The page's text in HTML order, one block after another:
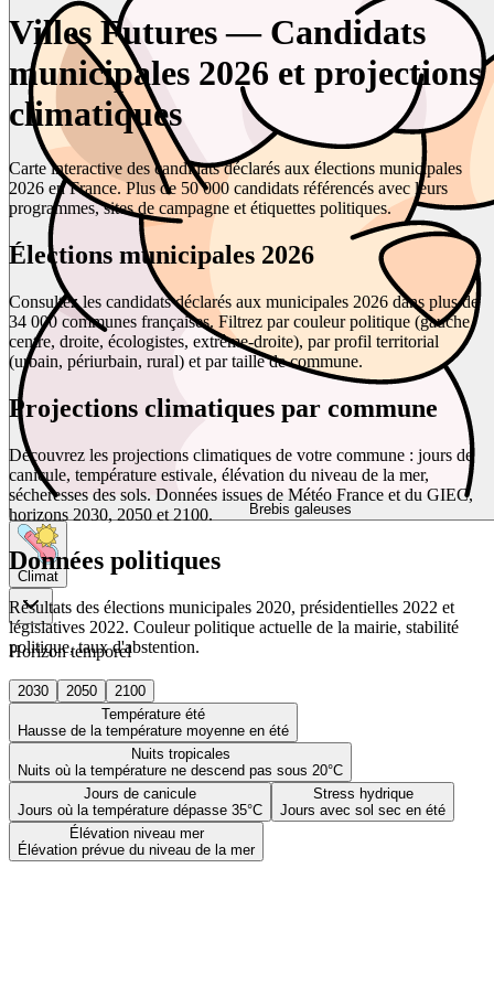
Brebis galeuses
Climat
Horizon temporel
2030 2050
2100
Température été
Hausse de la température moyenne en été
Nuits tropicales
Nuits où la température ne descend pas sous 20°C
Jours de canicule
Jours où la température dépasse 35°C
Stress hydrique
Jours avec sol sec en été
Élévation niveau mer
Élévation prévue du niveau de la mer
Villes Futures — Candidats
municipales 2026 et projections
climatiques
Carte interactive des candidats déclarés aux élections municipales
2026 en France. Plus de 50 000 candidats référencés avec leurs
programmes, sites de campagne et étiquettes politiques.
Élections municipales 2026
Consultez les candidats déclarés aux municipales 2026 dans plus de
34 000 communes françaises. Filtrez par couleur politique (gauche,
centre, droite, écologistes, extrême-droite), par profil territorial
(urbain, périurbain, rural) et par taille de commune.
Projections climatiques par commune
Découvrez les projections climatiques de votre commune : jours de
canicule, température estivale, élévation du niveau de la mer,
sécheresses des sols. Données issues de Météo France et du GIEC,
horizons 2030, 2050 et 2100.
Données politiques
Résultats des élections municipales 2020, présidentielles 2022 et
législatives 2022. Couleur politique actuelle de la mairie, stabilité
politique, taux d'abstention.